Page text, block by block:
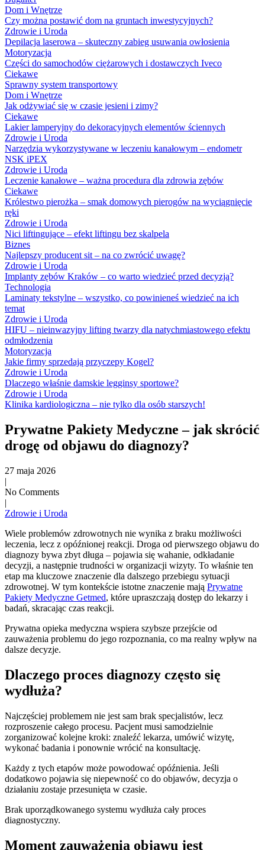
Dom i Wnętrze
Czy można postawić dom na gruntach inwestycyjnych?
Zdrowie i Uroda
Depilacja laserowa – skuteczny zabieg usuwania owłosienia
Motoryzacja
Części do samochodów ciężarowych i dostawczych Iveco
Ciekawe
Sprawny system transportowy
Dom i Wnętrze
Jak odżywiać się w czasie jesieni i zimy?
Ciekawe
Lakier lamperyjny do dekoracyjnych elementów ściennych
Zdrowie i Uroda
Narzędzia wykorzystywane w leczeniu kanałowym – endometr
NSK iPEX
Zdrowie i Uroda
Leczenie kanałowe – ważna procedura dla zdrowia zębów
Ciekawe
Królestwo pierożka – smak domowych pierogów na wyciągnięcie
ręki
Zdrowie i Uroda
Nici liftingujące – efekt liftingu bez skalpela
Biznes
Najlepszy producent sit – na co zwrócić uwagę?
Zdrowie i Uroda
Implanty zębów Kraków – co warto wiedzieć przed decyzją?
Technologia
Laminaty tekstylne – wszystko, co powinieneś wiedzieć na ich
temat
Zdrowie i Uroda
HIFU – nieinwazyjny lifting twarzy dla natychmiastowego efektu
odmłodzenia
Motoryzacja
Jakie firmy sprzedają przyczepy Kogel?
Zdrowie i Uroda
Dlaczego właśnie damskie legginsy sportowe?
Zdrowie i Uroda
Klinika kardiologiczna – nie tylko dla osób starszych!
Prywatne Pakiety Medyczne – jak skrócić
drogę od objawu do diagnozy?
27 maja 2026
|
No Comments
|
Zdrowie i Uroda
Wiele problemów zdrowotnych nie wynika z braku możliwości
leczenia, lecz z opóźnionej reakcji. Droga od pierwszego objawu do
diagnozy bywa zbyt długa – pojawia się wahanie, odkładanie
decyzji, a następnie trudności w organizacji wizyty. To właśnie ten
etap ma kluczowe znaczenie dla dalszego przebiegu sytuacji
zdrowotnej. W tym kontekście istotne znaczenie mają Prywatne
Pakiety Medyczne Getmed, które upraszczają dostęp do lekarzy i
badań, skracając czas reakcji.
Prywatna opieka medyczna wspiera szybsze przejście od
zauważenia problemu do jego rozpoznania, co ma realny wpływ na
dalsze decyzje.
Dlaczego proces diagnozy często się
wydłuża?
Najczęściej problemem nie jest sam brak specjalistów, lecz
rozproszenie całego procesu. Pacjent musi samodzielnie
zorganizować kolejne kroki: znaleźć lekarza, umówić wizytę,
wykonać badania i ponownie wrócić na konsultację.
Każdy z tych etapów może powodować opóźnienia. Jeśli
dodatkowo pojawia się niepewność co do objawów, decyzja o
działaniu zostaje przesunięta w czasie.
Brak uporządkowanego systemu wydłuża cały proces
diagnostyczny.
Moment zauważenia objawu jest